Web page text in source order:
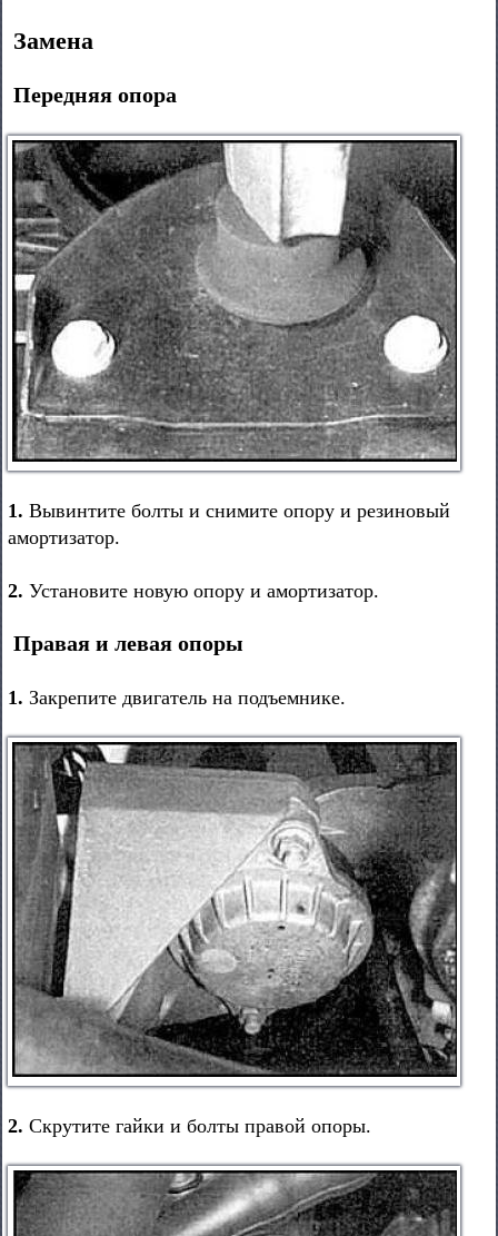
Замена
Передняя опора
1. Вывинтите болты и снимите опору и резиновый
амортизатор.
2. Установите новую опору и амортизатор.
Правая и левая опоры
1. Закрепите двигатель на подъемнике.
2. Скрутите гайки и болты правой опоры.